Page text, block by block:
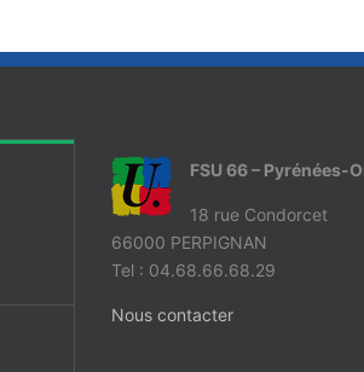
FSU 66 – Pyrénées-
18 rue Condorcet
66000 PERPIGNAN
Tel : 04.68.66.68.29
Nous contacter